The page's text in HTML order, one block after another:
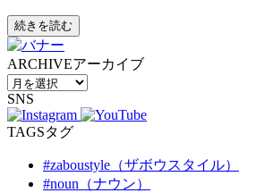
続きを読む
ARCHIVEアーカイブ
SNS
TAGSタグ
#zaboustyle（ザボウスタイル）
#noun（ナウン）